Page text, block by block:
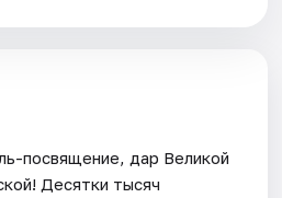
посвящение, дар Великой
Десятки тысяч